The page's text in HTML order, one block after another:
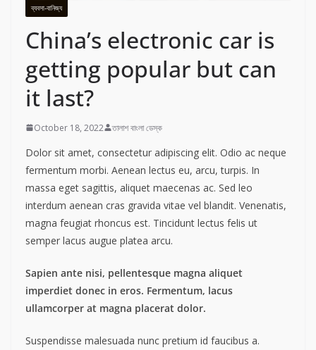
ব্যবসা-বানিজ্য
China’s electronic car is
getting popular but can
it last?
October 18, 2022 তালাশ বাংলা ডেস্ক
Dolor sit amet, consectetur adipiscing elit. Odio ac neque
fermentum morbi. Aenean lectus eu, arcu, turpis. In
massa eget sagittis, aliquet maecenas ac. Sed leo
interdum aenean cras gravida vitae vel blandit. Venenatis,
magna feugiat rhoncus est. Tincidunt lectus felis ut
semper lacus augue platea arcu.
Sapien ante nisi, pellentesque magna aliquet
imperdiet donec in eros. Fermentum, lacus
ullamcorper at magna placerat dolor.
Suspendisse malesuada nunc pretium id faucibus a.